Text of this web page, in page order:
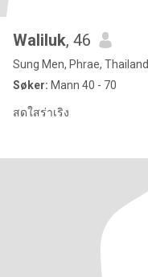
Waliluk, 46
Sung Men, Phrae, Thailand
Søker: Mann 40 - 70
สดใสร่าเริง